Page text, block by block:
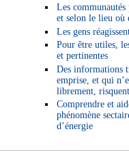
Les
et selon le lieu où
Les gens
Pour être utiles,
et pertinentes
Des informations
emprise, et qui
librement,
Comprendre et
phénomène
d’énergie